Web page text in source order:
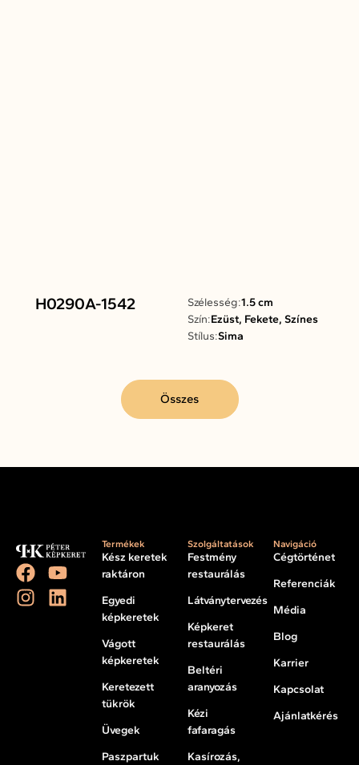
H0290A-1542 Szélesség:1.5 cm
Szín:Ezüst, Fekete, Színes
Stílus:Sima
Összes
Termékek
Kész keretek
raktáron
Egyedi
képkeretek
Vágott
képkeretek
Keretezett
tükrök
Üvegek
Paszpartuk
Szolgáltatások
Festmény
restaurálás
Látványtervezés
Képkeret
restaurálás
Beltéri
aranyozás
Kézi
fafaragás
Kasírozás,
Navigáció
Cégtörténet
Referenciák
Média
Blog
Karrier
Kapcsolat
Ajánlatkérés